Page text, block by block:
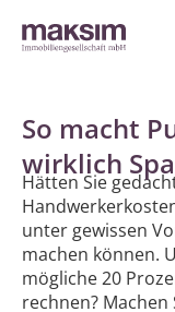
So macht
wirklich
Hätten Sie
unter gewissen
machen können.
mögliche 20
rechnen? Machen